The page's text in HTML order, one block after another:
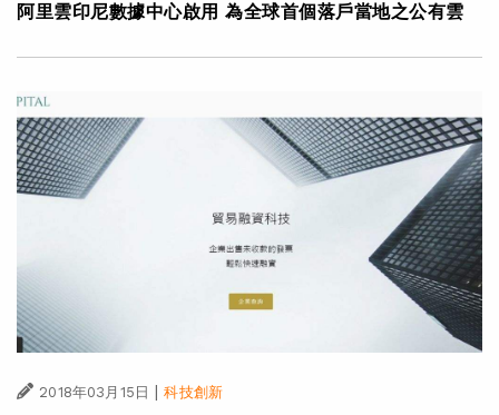
阿里雲印尼數據中心啟用 為全球首個落戶當地之公有雲
2018年03月15日 科技創新